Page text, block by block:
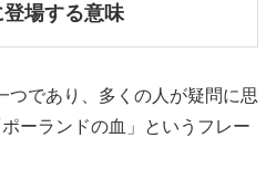
場する意味
つであり、多くの人が疑問に思
ーランドの血」というフレー